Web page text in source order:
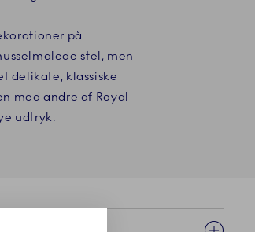
på
stel, men
delikate, klassiske
med andre af Royal
udtryk.